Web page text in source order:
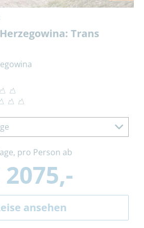
Trans
pro Person ab
2075,-
ansehen